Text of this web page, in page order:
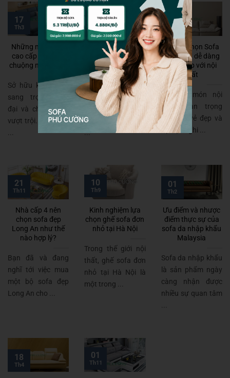
Những mẫu sofa
cao cấp được ưa
chuộng nhất 2018
Sở hữu kiểu dáng
sang trọng, hiện
đại và chất lượng
vượt trội. Các mẫu
...
17
Th3
Đánh giá chất
lượng của vải sofa
cỏ may
Số lượng các gia
đình Việt sử dụng
sofa ngày càng
tăng, bên cạnh đó
...
04
Th2
3 cách chọn Sofa
Malaysia dễ dàng
phối hợp với nội
thất
Sofa là món nội
thất quan trọng
tạo nên vẻ đẹp và
sự tiện nghi ...
16
Th12
Nhà cấp 4 nên
chọn sofa đẹp
Long An như thế
nào hợp lý?
Bạn đã và đang
nghĩ tới việc mua
một bộ sofa đẹp
Long An cho ...
21
Th11
Kinh nghiệm lựa
chọn ghế sofa đơn
nhỏ tại Hà Nội
Trong thế giới nội
thất, ghế sofa đơn
nhỏ tại Hà Nội là
một trong ...
10
Th9
Ưu điểm và nhược
điểm thực sự của
sofa da nhập khẩu
Malaysia
Sofa da nhập khẩu
là sản phẩm ngày
càng nhận được
nhiều sự quan tâm
...
01
Th2
18
Th4
01
Th11